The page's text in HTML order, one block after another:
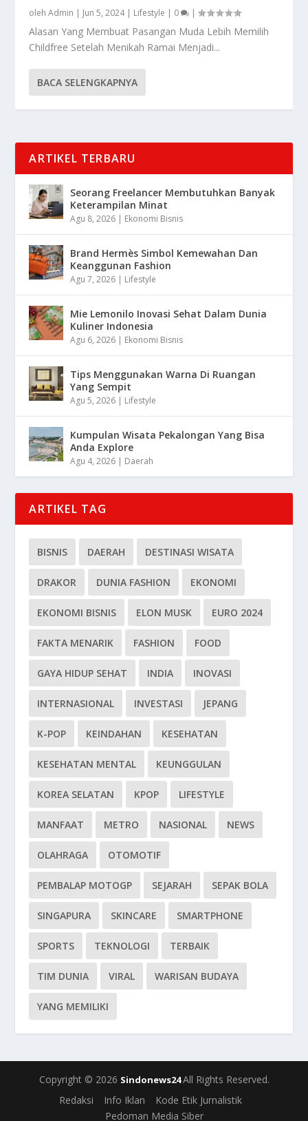
olehAdmin | Jun 5, 2024| Lifestyle | 0 |
Alasan Yang Membuat Pasangan Muda Lebih Memilih
Childfree Setelah Menikah Ramai Menjadi...
BACA SELENGKAPNYA
ARTIKEL TERBARU
Seorang Freelancer Membutuhkan Banyak
Keterampilan Minat
Agu 8, 2026 | Ekonomi Bisnis
Brand Hermès Simbol Kemewahan Dan
Keanggunan Fashion
Agu 7, 2026 | Lifestyle
Mie Lemonilo Inovasi Sehat Dalam Dunia
Kuliner Indonesia
Agu 6, 2026 | Ekonomi Bisnis
Tips Menggunakan Warna Di Ruangan
Yang Sempit
Agu 5, 2026 | Lifestyle
Kumpulan Wisata Pekalongan Yang Bisa
Anda Explore
Agu 4, 2026 | Daerah
ARTIKEL TAG
BISNIS DAERAH DESTINASI WISATA
DRAKOR DUNIA FASHION EKONOMI
EKONOMI BISNIS ELON MUSK EURO 2024
FAKTA MENARIK FASHION FOOD
GAYA HIDUP SEHAT INDIA INOVASI
INTERNASIONAL INVESTASI JEPANG
K-POP KEINDAHAN KESEHATAN
KESEHATAN MENTAL KEUNGGULAN
KOREA SELATAN KPOP LIFESTYLE
MANFAAT METRO NASIONAL NEWS
OLAHRAGA OTOMOTIF
PEMBALAP MOTOGP SEJARAH SEPAK BOLA
SINGAPURA SKINCARE SMARTPHONE
SPORTS TEKNOLOGI TERBAIK
TIM DUNIA VIRAL WARISAN BUDAYA
YANG MEMILIKI
Copyright © 2026 Sindonews24All Rights Reserved.
Redaksi
Info Iklan
Kode Etik Jurnalistik
Pedoman Media Siber